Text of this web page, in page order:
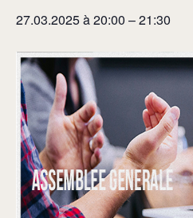
27.03.2025 à 20:00 –21:30